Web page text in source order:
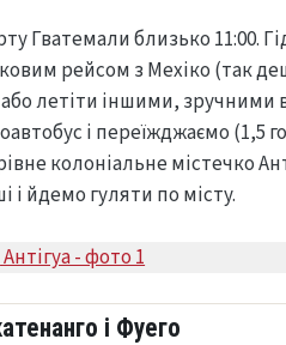
Гватемали близько 11:00.
рейсом з Мехіко (так
летіти іншими, зручними
і переїжджаємо (1,5
колоніальне містечко
і йдемо гуляти по місту.
і Фуего